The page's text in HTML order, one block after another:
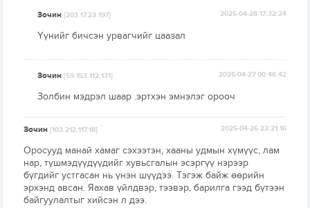
Зочин[203.17.23.197] 2025-04-28 17:32:24
Үүнийг бичсэн урвагчийг цаазал
Зочин[59.153.112.131] 2025-04-27 00:46:42
Золбин мэдрэл шаар .эртхэн эмнэлэг орооч
Зочин[103.212.117.18] 2025-04-26 23:21:16
Оросууд манай хамаг сэхээтэн, хааны удмын хүмүүс, лам
нар, түшмэдүүдүүдийг хувьсгалын эсэргүү нэрээр
бүгдийг устгасан нь үнэн шүүдээ. Тэгэж байж өөрийн
эрхэнд авсан. Яахав үйлдвэр, тээвэр, барилга гээд бүтээн
байгуулалтыг хийсэн л дээ.